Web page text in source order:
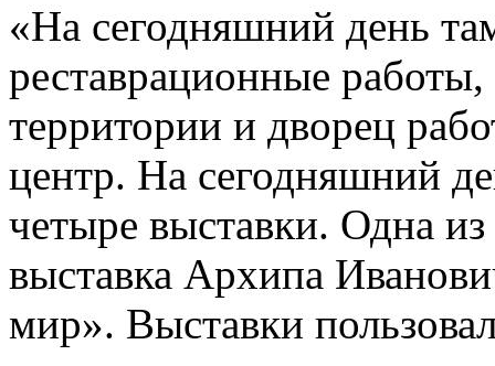
«На сегодняшний день
реставрационные
территории и дворец
центр. На сегодняшний
четыре выставки. Одна
выставка Архипа
мир». Выставки